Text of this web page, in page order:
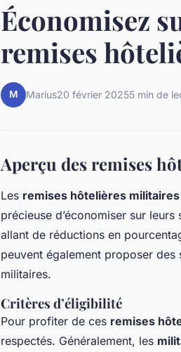
Économisez
remises
M Marius20 février 20255 min de
Aperçu des remises
Les remises hôtelières militaires
précieuse d’économiser sur
allant de réductions en
peuvent également proposer
militaires.
Critères d’éligibilité
Pour profiter de ces remises
respectés. Généralement, les